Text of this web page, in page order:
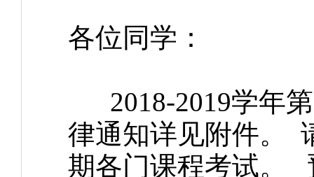
各位同学：
2018-2019学年第
律通知详见附件。
期各门课程考试。